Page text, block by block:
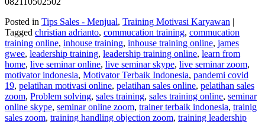
Posted in Tips Sales - Menjual, Training Motivasi Karyawan |
Tagged christian adrianto, commucation training, commucation
training online, inhouse training, inhouse training online, james
gwee, leadership training, leadership training online, learn from
home, live seminar online, live seminar skype, live seminar zoom,
motivator indonesia, Motivator Terbaik Indonesia, pandemi covid
19, pelatihan motivasi online, pelatihan sales online, pelatihan sales
zoom, Problem solving, sales training, sales training online, seminar
online skype, seminar online zoom, trainer terbaik indonesia, trainig
sales zoom, training handling objection zoom, training leadership